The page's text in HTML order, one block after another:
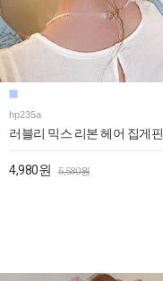
hp235a
러블리 믹스 리본 헤어 집게핀
4,980원 5,580원